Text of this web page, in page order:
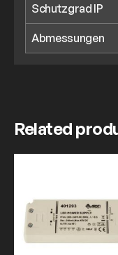
Schutzgrad IP
Abmessungen
Related